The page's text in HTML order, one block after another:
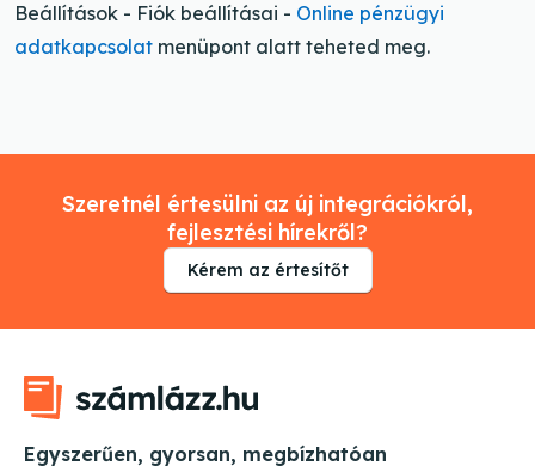
Beállítások - Fiók beállításai - Online pénzügyi
adatkapcsolat menüpont alatt teheted meg.
Szeretnél értesülni az új integrációkról,
fejlesztési hírekről?
Kérem az értesítőt
Egyszerűen, gyorsan, megbízhatóan